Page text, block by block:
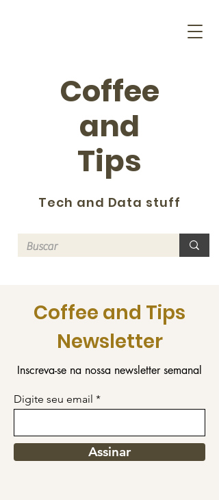
Coffee
and
Tips
Tech and Data stuff
Coffee and Tips
Newsletter
Inscreva-se na nossa newsletter semanal
Digite seu email
Assinar